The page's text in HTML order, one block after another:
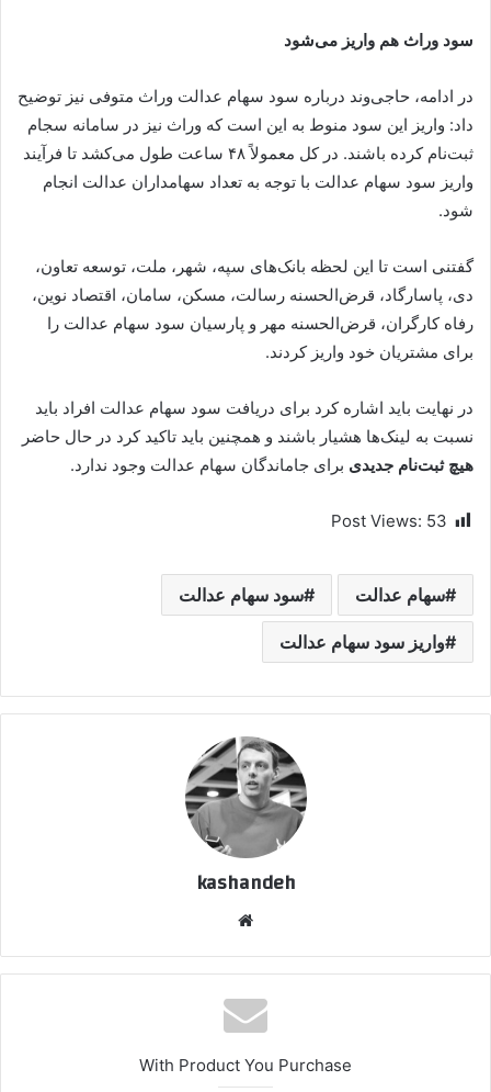
سود وراث هم واریز می‌شود
در ادامه، حاجی‌وند درباره سود سهام عدالت وراث متوفی نیز توضیح
داد: واریز این سود منوط به این است که وراث نیز در سامانه سجام
ثبت‌نام کرده باشند. در کل معمولاً ۴۸ ساعت طول می‌کشد تا فرآیند
واریز سود سهام عدالت با توجه به تعداد سهامداران عدالت انجام
شود.
گفتنی است تا این لحظه بانک‌های سپه، شهر، ملت، توسعه تعاون،
دی، پاسارگاد، قرض‌الحسنه رسالت، مسکن، سامان، اقتصاد نوین،
رفاه کارگران، قرض‌الحسنه مهر و پارسیان سود سهام عدالت را
برای مشتریان خود واریز کردند.
در نهایت باید اشاره کرد برای دریافت سود سهام عدالت افراد باید
نسبت به لینک‌ها هشیار باشند و همچنین باید تاکید کرد در حال حاضر
هیچ ثبت‌نام جدیدی برای جاماندگان سهام عدالت وجود ندارد.
Post Views: 53
سهام عدالت سود سهام عدالت
واریز سود سهام عدالت
kashandeh
With Product You Purchase